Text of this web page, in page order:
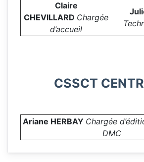
Claire
CHEVILLARD Chargée
d’accueil
CSSCT
Ariane HERBAY Chargée
DMC